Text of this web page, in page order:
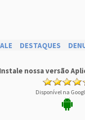
DESTAQUES
Instale nossa versão
Disponível na